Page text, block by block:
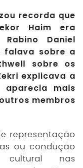
recorda que
Haim era
Daniel
falava sobre a
sobre os
explicava a
mais
membros
representação
ou condução
nas